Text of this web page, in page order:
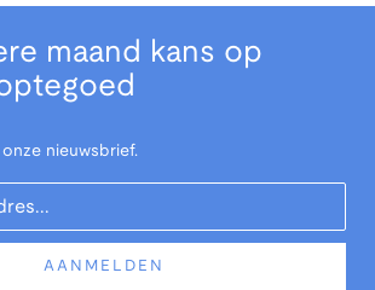
maand kans op
nieuwsbrief.
AANMELDEN